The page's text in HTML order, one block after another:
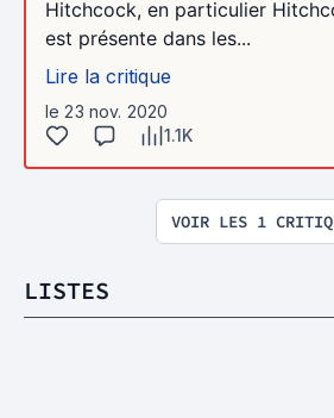
Hitchcock, en particulier
est présente dans les...
Lire la critique
le 23 nov. 2020
1.1K
VOIR LES 1
LISTES